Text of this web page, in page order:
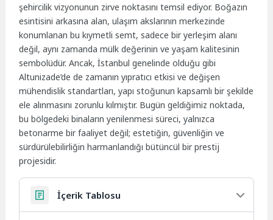
şehircilik vizyonunun zirve noktasını temsil ediyor. Boğazın
esintisini arkasına alan, ulaşım akslarının merkezinde
konumlanan bu kıymetli semt, sadece bir yerleşim alanı
değil, aynı zamanda mülk değerinin ve yaşam kalitesinin
sembolüdür. Ancak, İstanbul genelinde olduğu gibi
Altunizade’de de zamanın yıpratıcı etkisi ve değişen
mühendislik standartları, yapı stoğunun kapsamlı bir şekilde
ele alınmasını zorunlu kılmıştır. Bugün geldiğimiz noktada,
bu bölgedeki binaların yenilenmesi süreci, yalnızca
betonarme bir faaliyet değil; estetiğin, güvenliğin ve
sürdürülebilirliğin harmanlandığı bütüncül bir prestij
projesidir.
İçerik Tablosu